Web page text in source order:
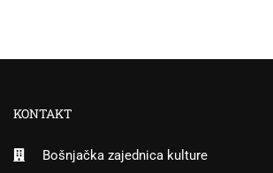
KONTAKT
Bošnjačka zajednica kulture